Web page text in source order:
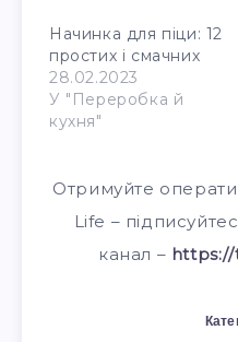
Начинка для піци: 12
простих і смачних
28.02.2023
У "Переробка й
кухня"
Отримуйте
Life –
канал –